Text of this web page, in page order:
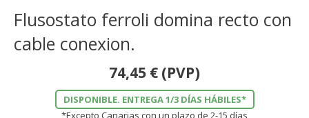
Flusostato ferroli domina recto con
cable conexion.
74,45 € (PVP)
DISPONIBLE. ENTREGA 1/3 DÍAS HÁBILES*
*Excepto Canarias con un plazo de 2-15 días